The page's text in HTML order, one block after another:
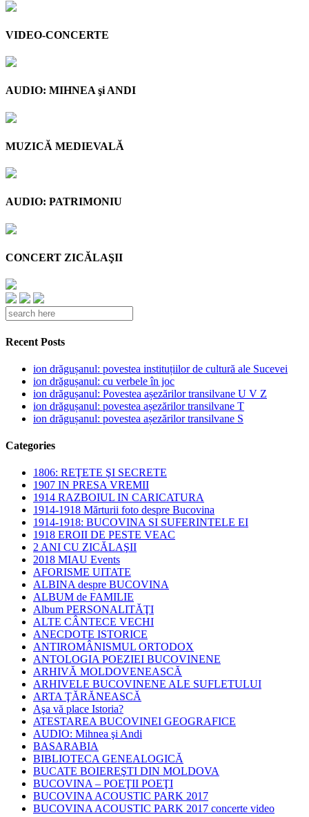
VIDEO-CONCERTE
AUDIO: MIHNEA şi ANDI
MUZICĂ MEDIEVALĂ
AUDIO: PATRIMONIU
CONCERT ZICĂLAŞII
Recent Posts
ion drăgușanul: povestea instituțiilor de cultură ale Sucevei
ion drăgușanul: cu verbele în joc
ion drăgușanul: Povestea așezărilor transilvane U V Z
ion drăgușanul: povestea așezărilor transilvane T
ion drăgușanul: povestea așezărilor transilvane S
Categories
1806: REŢETE ŞI SECRETE
1907 IN PRESA VREMII
1914 RAZBOIUL IN CARICATURA
1914-1918 Mărturii foto despre Bucovina
1914-1918: BUCOVINA SI SUFERINTELE EI
1918 EROII DE PESTE VEAC
2 ANI CU ZICĂLAŞII
2018 MIAU Events
AFORISME UITATE
ALBINA despre BUCOVINA
ALBUM de FAMILIE
Album PERSONALITĂŢI
ALTE CÂNTECE VECHI
ANECDOTE ISTORICE
ANTIROMÂNISMUL ORTODOX
ANTOLOGIA POEZIEI BUCOVINENE
ARHIVĂ MOLDOVENEASCĂ
ARHIVELE BUCOVINENE ALE SUFLETULUI
ARTA ŢĂRĂNEASCĂ
Aşa vă place Istoria?
ATESTAREA BUCOVINEI GEOGRAFICE
AUDIO: Mihnea şi Andi
BASARABIA
BIBLIOTECA GENEALOGICĂ
BUCATE BOIEREŞTI DIN MOLDOVA
BUCOVINA – POEŢII POEŢI
BUCOVINA ACOUSTIC PARK 2017
BUCOVINA ACOUSTIC PARK 2017 concerte video